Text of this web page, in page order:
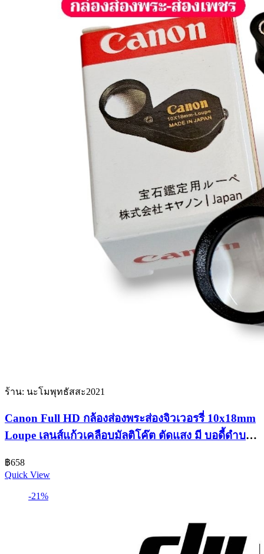
ร้าน: นะโมพุทธัสสะ2021
Canon Full HD กล้องส่องพระส่องจิวเวอรรี่ 10x18mm
Loupe เลนส์แก้วเคลือบมัลติโค๊ต ตัดแสง มี บอดี้ดำบอดี้
฿658
Quick View
-21%